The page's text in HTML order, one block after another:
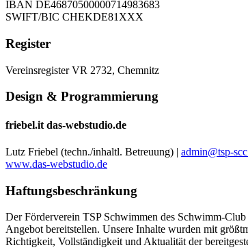
IBAN DE46870500000714983683
SWIFT/BIC CHEKDE81XXX
Register
Vereinsregister VR 2732, Chemnitz
Design & Programmierung
friebel.it das-webstudio.de
Lutz Friebel (techn./inhaltl. Betreuung) | admin@tsp-
www.das-webstudio.de
Haftungsbeschränkung
Der Förderverein TSP Schwimmen des Schwimm-
Angebot bereitstellen. Unsere Inhalte wurden mit
Richtigkeit, Vollständigkeit und Aktualität der